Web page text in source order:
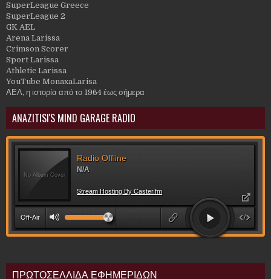
SuperLeague Greece
SuperLeague 2
GK AEL
Arena Larissa
Crimson Scorer
Sport Larissa
Athletic Larissa
YouTube MonaxaLarisa
ΑΕΛ, η ιστορία από το 1964 έως σήμερα
ANAZITISI'S MIND GARAGE RADIO
ΠΡΩΤΟΣΕΛΛΙΔΑ ΕΦΗΜΕΡΙΔΩΝ